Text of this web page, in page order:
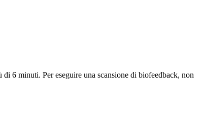
6 minuti. Per eseguire una scansione di biofeedback, non